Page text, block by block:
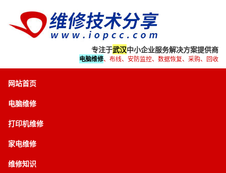
专注于武汉中小企业服务解决方案提供商
电脑维修、布线、安防监控、数据恢复、采购、回收
网站首页
电脑维修
打印机维修
家电维修
维修知识